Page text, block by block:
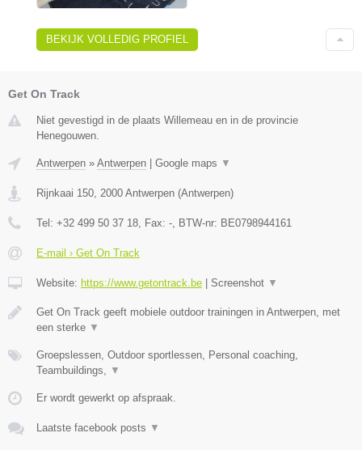
BEKIJK VOLLEDIG PROFIEL
Get On Track
Niet gevestigd in de plaats Willemeau en in de provincie
Henegouwen.
Antwerpen » Antwerpen | Google maps ▼
Rijnkaai 150 2000 Antwerpen (Antwerpen)
Tel: +32 499 50 37 18 , Fax: - , BTW-nr: BE0798944161
E-mail › Get On Track
Website: https://www.getontrack.be | Screenshot ▼
Get On Track geeft mobiele outdoor trainingen in Antwerpen, met
een sterke ▼
Groepslessen, Outdoor sportlessen, Personal coaching,
Teambuildings,
▼
Er wordt gewerkt op afspraak.
Laatste facebook posts ▼